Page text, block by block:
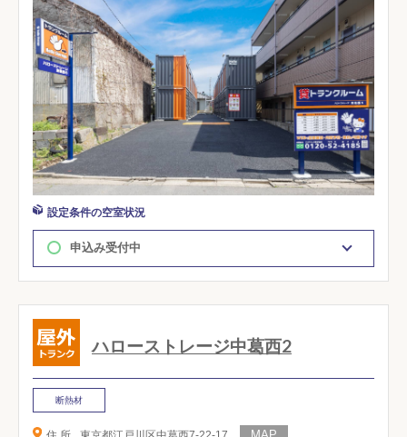
設定条件の空室状況
申込み受付中
ハローストレージ中葛西2
断熱材